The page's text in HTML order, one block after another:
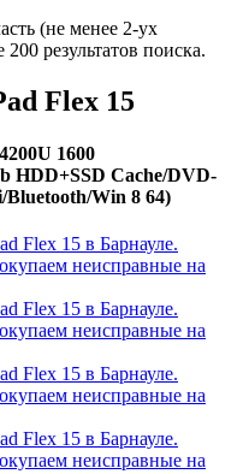
(не менее 2-ух
результатов поиска.
Flex 15
1600
HDD+SSD Cache/DVD-
Win 8 64)